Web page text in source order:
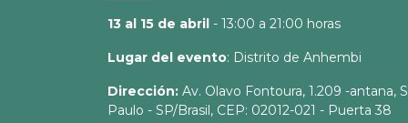
13 al 15 de abril - 13:00 a 21:00 horas
Lugar del evento: Distrito de Anhembi
Dirección: Av. Olavo Fontoura, 1.209 -antana,
Paulo - SP/Brasil, CEP: 02012-021 - Puerta 38